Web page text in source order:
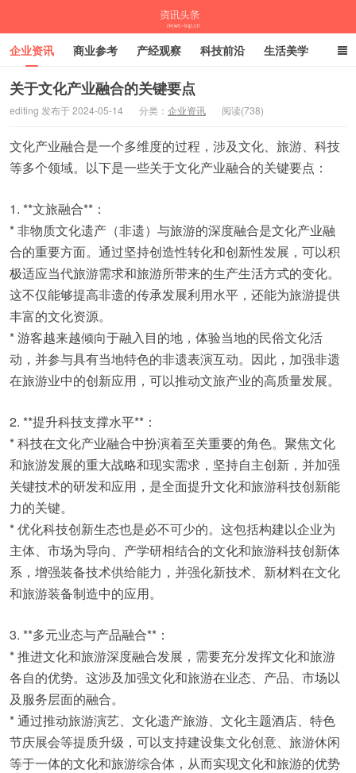
企业资讯 商业参考 产经观察 科技前沿 生活美学
时尚潮流 母婴亲子 专栏
关于文化产业融合的关键要点
editing 发布于 2024-05-14 分类： 企业资讯 阅读(738)
文化产业融合是一个多维度的过程，涉及文化、旅游、科技
等多个领域。以下是一些关于文化产业融合的关键要点：
1. **文旅融合**：
* 非物质文化遗产（非遗）与旅游的深度融合是文化产业融
合的重要方面。通过坚持创造性转化和创新性发展，可以积
极适应当代旅游需求和旅游所带来的生产生活方式的变化。
这不仅能够提高非遗的传承发展利用水平，还能为旅游提供
丰富的文化资源。
* 游客越来越倾向于融入目的地，体验当地的民俗文化活
动，并参与具有当地特色的非遗表演互动。因此，加强非遗
在旅游业中的创新应用，可以推动文旅产业的高质量发展。
2. **提升科技支撑水平**：
* 科技在文化产业融合中扮演着至关重要的角色。聚焦文化
和旅游发展的重大战略和现实需求，坚持自主创新，并加强
关键技术的研发和应用，是全面提升文化和旅游科技创新能
力的关键。
* 优化科技创新生态也是必不可少的。这包括构建以企业为
主体、市场为导向、产学研相结合的文化和旅游科技创新体
系，增强装备技术供给能力，并强化新技术、新材料在文化
和旅游装备制造中的应用。
3. **多元业态与产品融合**：
* 推进文化和旅游深度融合发展，需要充分发挥文化和旅游
各自的优势。这涉及加强文化和旅游在业态、产品、市场以
及服务层面的融合。
* 通过推动旅游演艺、文化遗产旅游、文化主题酒店、特色
节庆展会等提质升级，可以支持建设集文化创意、旅游休闲
等于一体的文化和旅游综合体，从而实现文化和旅游的优势